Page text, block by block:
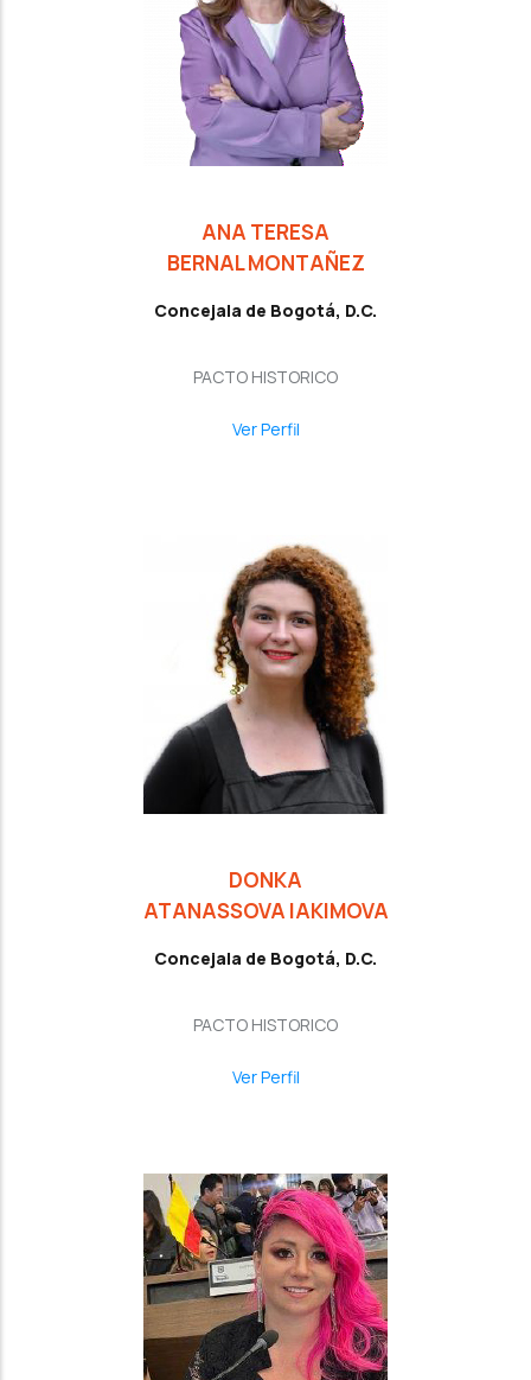
ANA TERESA
BERNAL MONTAÑEZ
Concejala de Bogotá, D.C.
PACTO HISTORICO
Ver Perfil
DONKA
ATANASSOVA IAKIMOVA
Concejala de Bogotá, D.C.
PACTO HISTORICO
Ver Perfil